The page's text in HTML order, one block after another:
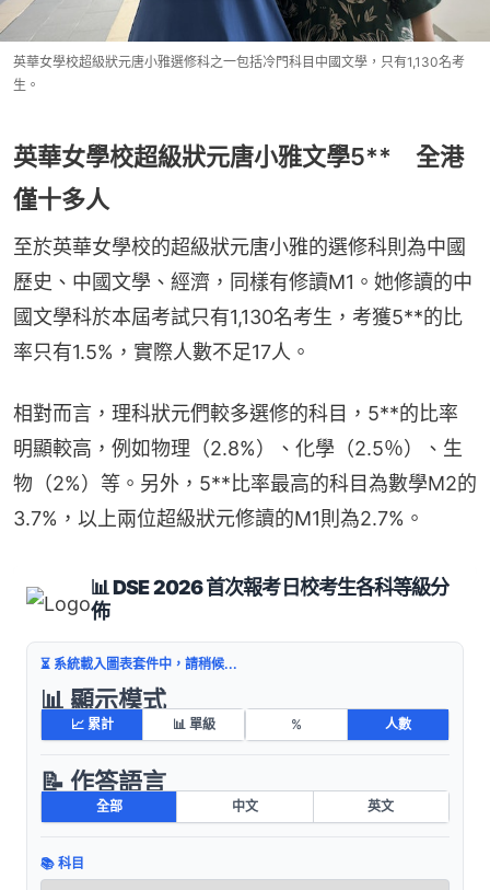
英華女學校超級狀元唐小雅選修科之一包括冷門科目中國文學，只有1,130名考
生。
英華女學校超級狀元唐小雅文學5** 全港
僅十多人
至於英華女學校的超級狀元唐小雅的選修科則為中國
歷史、中國文學、經濟，同樣有修讀M1。她修讀的中
國文學科於本屆考試只有1,130名考生，考獲5**的比
率只有1.5%，實際人數不足17人。
相對而言，理科狀元們較多選修的科目，5**的比率
明顯較高，例如物理（2.8%）、化學（2.5％）、生
物（2%）等。另外，5**比率最高的科目為數學M2的
3.7%，以上兩位超級狀元修讀的M1則為2.7%。
📊 DSE 2026 首次報考日校考生各科等級分
佈
⏳ 系統載入圖表套件中，請稍候...
📊 顯示模式
📈 累計 📊 單級 % 人數
📝 作答語言
全部 中文 英文
📚 科目